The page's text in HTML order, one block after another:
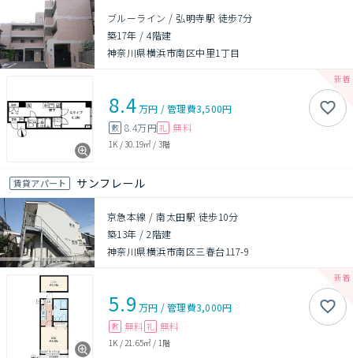
ブルーライン / 弘明寺駅 徒歩7分
築17年 /4階建
神奈川県横浜市南区中里1丁目
8.4万円 /管理費3,500円
敷 8.4万円 礼 無料
1K /30.19㎡ / 3階
賃貸アパート サンフレール
京急本線 / 南太田駅 徒歩10分
築13年 /2階建
神奈川県横浜市南区三春台117-9
5.9 万円 /管理費3,000円
敷 無料 礼 無料
1K / 21.65㎡ / 1階